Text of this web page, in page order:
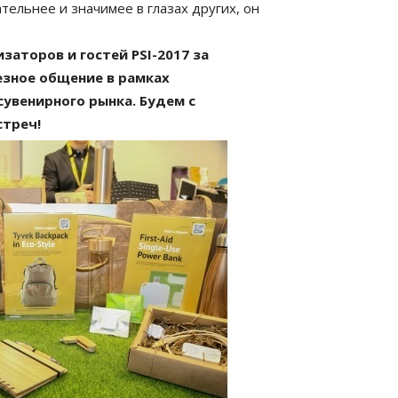
и значимее в глазах других, он
и гостей PSI-2017 за
общение в рамках
рынка. Будем с